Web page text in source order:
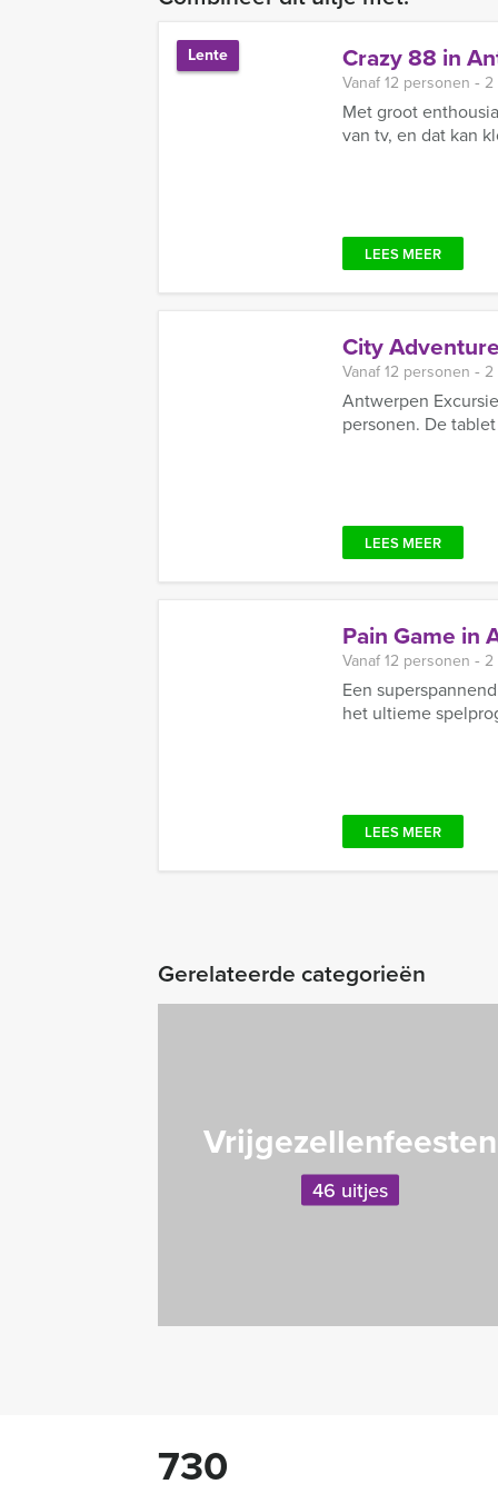
Crazy 88 in
Lente
Vanaf 12 personen ‐
Met groot
van tv, en dat kan
LEES MEER
City
Vanaf 12 personen ‐
Antwerpen
personen. De
LEES MEER
Pain Game in
Vanaf 12 personen ‐
Een
het ultieme
LEES MEER
Gerelateerde categorieën
Vrijgezellenfeesten
46 uitjes
730